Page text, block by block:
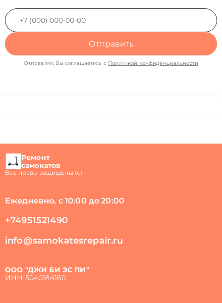
Отправить
Отправляя, Вы соглашаетесь с Политикой конфиденциальности
Ремонт
самокатов
Все правы защищены (с)
Ежедневно, с 10:00 до 20:00
+74951521490
info@samokatesrepair.ru
ООО "ДЖИ БИ ЭС ПИ"
ИНН 5040184160